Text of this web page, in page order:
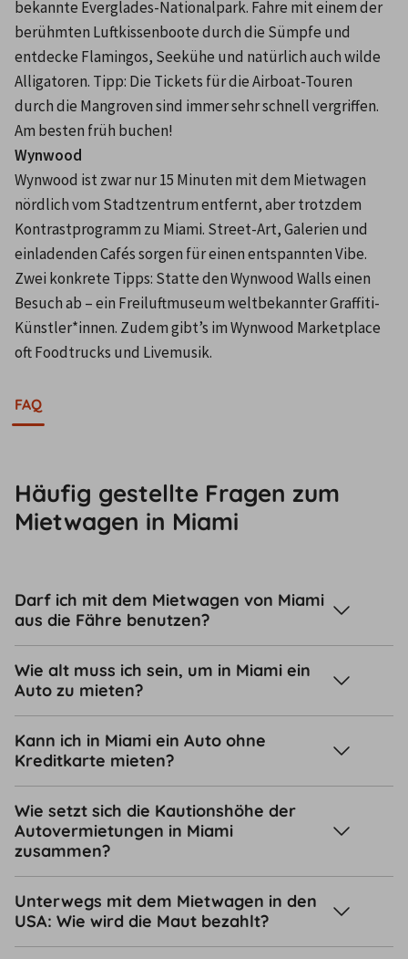
bekannte Everglades-Nationalpark. Fahre mit einem der
berühmten Luftkissenboote durch die Sümpfe und
entdecke Flamingos, Seekühe und natürlich auch wilde
Alligatoren. Tipp: Die Tickets für die Airboat-Touren
durch die Mangroven sind immer sehr schnell vergriffen.
Am besten früh buchen!
Wynwood
Wynwood ist zwar nur 15 Minuten mit dem Mietwagen
nördlich vom Stadtzentrum entfernt, aber trotzdem
Kontrastprogramm zu Miami. Street-Art, Galerien und
einladenden Cafés sorgen für einen entspannten Vibe.
Zwei konkrete Tipps: Statte den Wynwood Walls einen
Besuch ab – ein Freiluftmuseum weltbekannter Graffiti-
Künstler*innen. Zudem gibt’s im Wynwood Marketplace
oft Foodtrucks und Livemusik.
FAQ
Häufig gestellte Fragen zum
Mietwagen in Miami
Darf ich mit dem Mietwagen von Miami
aus die Fähre benutzen?
Wie alt muss ich sein, um in Miami ein
Auto zu mieten?
Kann ich in Miami ein Auto ohne
Kreditkarte mieten?
Wie setzt sich die Kautionshöhe der
Autovermietungen in Miami
zusammen?
Unterwegs mit dem Mietwagen in den
USA: Wie wird die Maut bezahlt?